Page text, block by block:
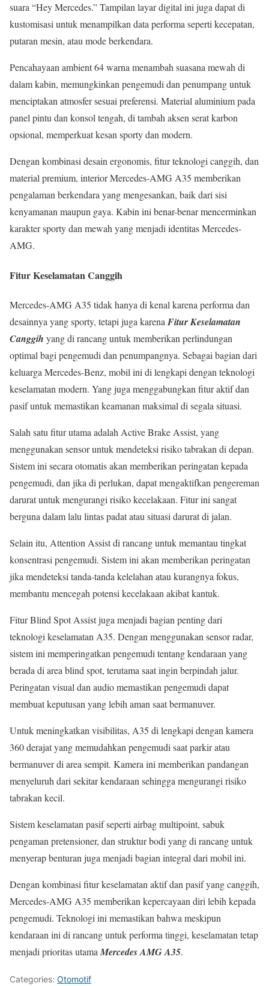
suara “Hey Mercedes.” Tampilan layar digital ini juga dapat di
kustomisasi untuk menampilkan data performa seperti kecepatan,
putaran mesin, atau mode berkendara.
Pencahayaan ambient 64 warna menambah suasana mewah di
dalam kabin, memungkinkan pengemudi dan penumpang untuk
menciptakan atmosfer sesuai preferensi. Material aluminium pada
panel pintu dan konsol tengah, di tambah aksen serat karbon
opsional, memperkuat kesan sporty dan modern.
Dengan kombinasi desain ergonomis, fitur teknologi canggih, dan
material premium, interior Mercedes-AMG A35 memberikan
pengalaman berkendara yang mengesankan, baik dari sisi
kenyamanan maupun gaya. Kabin ini benar-benar mencerminkan
karakter sporty dan mewah yang menjadi identitas Mercedes-
AMG.
Fitur Keselamatan Canggih
Mercedes-AMG A35 tidak hanya di kenal karena performa dan
desainnya yang sporty, tetapi juga karena Fitur Keselamatan
Canggih yang di rancang untuk memberikan perlindungan
optimal bagi pengemudi dan penumpangnya. Sebagai bagian dari
keluarga Mercedes-Benz, mobil ini di lengkapi dengan teknologi
keselamatan modern. Yang juga menggabungkan fitur aktif dan
pasif untuk memastikan keamanan maksimal di segala situasi.
Salah satu fitur utama adalah Active Brake Assist, yang
menggunakan sensor untuk mendeteksi risiko tabrakan di depan.
Sistem ini secara otomatis akan memberikan peringatan kepada
pengemudi, dan jika di perlukan, dapat mengaktifkan pengereman
darurat untuk mengurangi risiko kecelakaan. Fitur ini sangat
berguna dalam lalu lintas padat atau situasi darurat di jalan.
Selain itu, Attention Assist di rancang untuk memantau tingkat
konsentrasi pengemudi. Sistem ini akan memberikan peringatan
jika mendeteksi tanda-tanda kelelahan atau kurangnya fokus,
membantu mencegah potensi kecelakaan akibat kantuk.
Fitur Blind Spot Assist juga menjadi bagian penting dari
teknologi keselamatan A35. Dengan menggunakan sensor radar,
sistem ini memperingatkan pengemudi tentang kendaraan yang
berada di area blind spot, terutama saat ingin berpindah jalur.
Peringatan visual dan audio memastikan pengemudi dapat
membuat keputusan yang lebih aman saat bermanuver.
Untuk meningkatkan visibilitas, A35 di lengkapi dengan kamera
360 derajat yang memudahkan pengemudi saat parkir atau
bermanuver di area sempit. Kamera ini memberikan pandangan
menyeluruh dari sekitar kendaraan sehingga mengurangi risiko
tabrakan kecil.
Sistem keselamatan pasif seperti airbag multipoint, sabuk
pengaman pretensioner, dan struktur bodi yang di rancang untuk
menyerap benturan juga menjadi bagian integral dari mobil ini.
Dengan kombinasi fitur keselamatan aktif dan pasif yang canggih,
Mercedes-AMG A35 memberikan kepercayaan diri lebih kepada
pengemudi. Teknologi ini memastikan bahwa meskipun
kendaraan ini di rancang untuk performa tinggi, keselamatan tetap
menjadi prioritas utama Mercedes AMG A35.
Categories: Otomotif